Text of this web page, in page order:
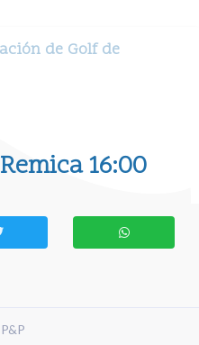
de Golf de
16:00